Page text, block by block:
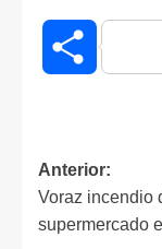
Anterior:
Voraz incendio
supermercado